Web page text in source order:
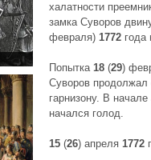
халатности
замка Суворов
февраля) 1772 года
Попытка 18 (29)
Суворов продолжал
гарнизону. В
начался голод.
15 (26) апреля 1772